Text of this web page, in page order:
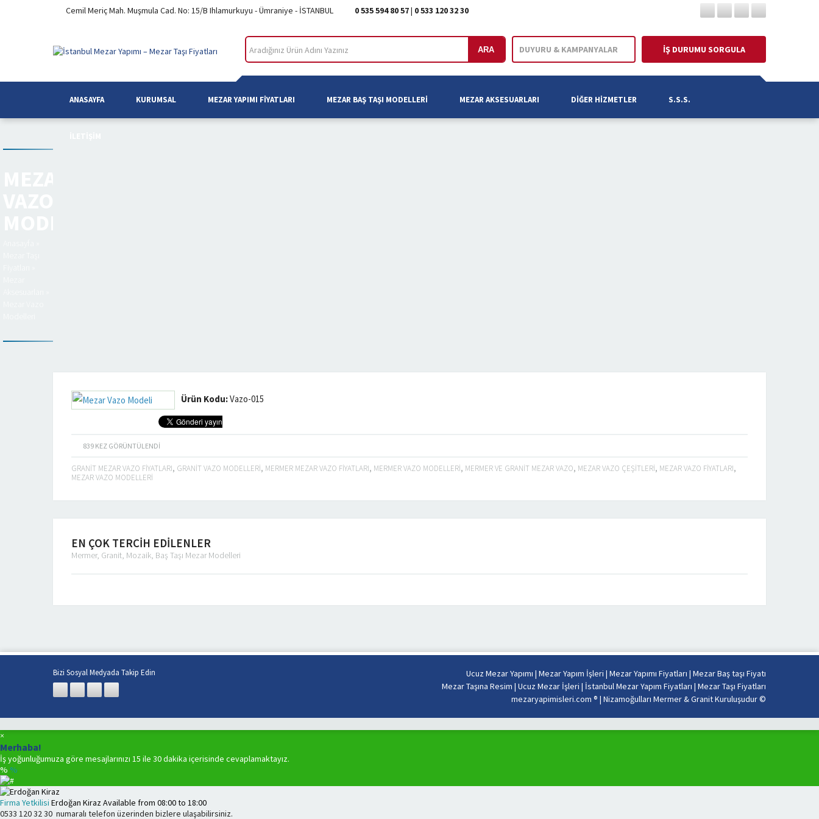
Cemil Meriç Mah. Muşmula Cad. No: 15/B Ihlamurkuyu - Ümraniye - İSTANBUL 0 535 594 80 57| 0 533 120 32 30
ARA DUYURU & KAMPANYALAR İŞ DURUMU SORGULA
ANASAYFA KURUMSAL MEZAR YAPIMI FIYATLARI MEZAR BAŞ TAŞI MODELLERI MEZAR AKSESUARLARI DIĞER HIZMETLER S.S.S.
Ürün Kodu:Vazo-015
839 KEZ GÖRÜNTÜLENDI
GRANIT MEZAR VAZO FIYATLARI, GRANIT VAZO MODELLERI, MERMER MEZAR VAZO FIYATLARI, MERMER VAZO MODELLERI, MERMER VE GRANIT MEZAR VAZO, MEZAR VAZO ÇEŞITLERI, MEZAR VAZO FIYATLARI,
MEZAR VAZO MODELLERI
EN ÇOK TERCİH EDİLENLER
Mermer, Granit, Mozaik, Baş Taşı Mezar Modelleri
Bizi Sosyal Medyada Takip Edin Ucuz Mezar Yapımı | Mezar Yapım İşleri | Mezar Yapımı Fiyatları | Mezar Baş taşı Fiyatı
Mezar Taşına Resim | Ucuz Mezar İşleri | İstanbul Mezar Yapım Fiyatları | Mezar Taşı Fiyatları
mezaryapimisleri.com ® | Nizamoğulları Mermer & Granit Kuruluşudur©
×
Merhaba!
İş yoğunluğumuza göre mesajlarınızı 15 ile 30 dakika içerisinde cevaplamaktayız.
% %
Firma Yetkilisi Erdoğan KirazAvailable from 08:00to 18:00
0533 120 32 30 numaralı telefon üzerinden bizlere ulaşabilirsiniz.